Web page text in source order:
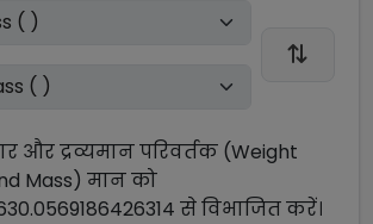
और द्रव्यमान परिवर्तक (Weight
Mass) मान को
सेविभाजितकरें।